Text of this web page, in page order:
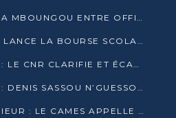
JOSEPH KIGNOUMBI KIA MBOUNGOU ENTRE OFFICIELLEMENT EN COURSE POUR LA PRÉSIDENTIELLE
ÉDUCATION : LA FCRM LANCE LA BOURSE SCOLAIRE FRANCINE-NTOUMI POUR PROMOUVOIR LES FILIÈRES SCIENTIFIQUES
PRÉSIDENTIELLE 2026 : LE CNR CLARIFIE ET ÉCARTE LA CANDIDATURE DU PASTEUR NTUMI
PRÉSIDENTIELLE 2026 : DENIS SASSOU N’GUESSO ANNONCE OFFICIELLEMENT SA CANDIDATURE
ENSEIGNEMENT SUPÉRIEUR : LE CAMES APPELLE À UNE UNIVERSITÉ AFRICAINE AXÉE SUR L’EMPLOYABILITÉ